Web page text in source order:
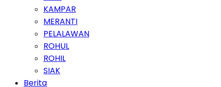
KAMPAR
MERANTI
PELALAWAN
ROHUL
ROHIL
SIAK
Berita